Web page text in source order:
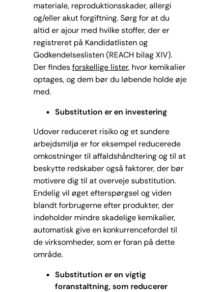
materiale, reproduktionsskader, allergi
og/eller akut forgiftning. Sørg for at du
altid er ajour med hvilke stoffer, der er
registreret på Kandidatlisten og
Godkendelseslisten (REACH bilag XIV).
Der findes forskellige lister, hvor kemikalier
optages, og dem bør du løbende holde øje
med.
Substitution er en investering
Udover reduceret risiko og et sundere
arbejdsmiljø er for eksempel reducerede
omkostninger til affaldshåndtering og til at
beskytte redskaber også faktorer, der bør
motivere dig til at overveje substitution.
Endelig vil øget efterspørgsel og viden
blandt forbrugerne efter produkter, der
indeholder mindre skadelige kemikalier,
automatisk give en konkurrencefordel til
de virksomheder, som er foran på dette
område.
Substitution er en vigtig
foranstaltning, som reducerer